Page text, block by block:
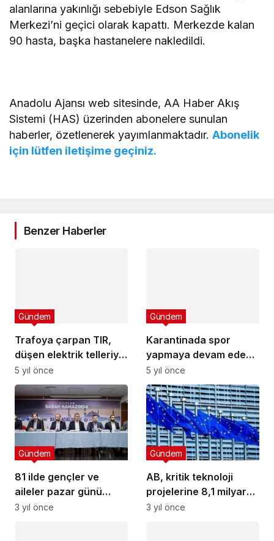
alanlarına yakınlığı sebebiyle Edson Sağlık
Merkezi’ni geçici olarak kapattı. Merkezde kalan
90 hasta, başka hastanelere nakledildi.
Anadolu Ajansı web sitesinde, AA Haber Akış
Sistemi (HAS) üzerinden abonelere sunulan
haberler, özetlenerek yayımlanmaktadır.Abonelik
için lütfen iletişime geçiniz.
Benzer Haberler
Trafoya çarpan TIR,
düşen elektrik telleriyle
alev alev yandı
Gündem
5 yıl önce
Karantinada spor
yapmaya devam eden
Çağla Şikel, kusursuz
vücuduyla şov yaptı
Gündem
5 yıl önce
81 ilde gençler ve
aileler pazar günü
sabah namazında
Gündem
3 yıl önce
AB, kritik teknoloji
projelerine 8,1 milyar
avroluk kamu desteğini
Gündem
3 yıl önce